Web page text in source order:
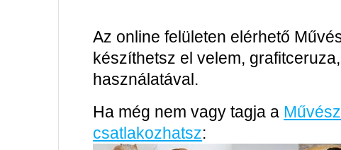
Az online felületen elérhető
készíthetsz el velem,
használatával.
Ha még nem vagy tagja a
csatlakozhatsz: